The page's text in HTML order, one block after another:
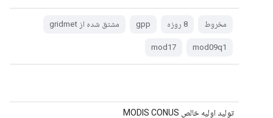
مخروط 8 روزه gpp مشتق شده از gridmet
mod09q1
mod17
تولید اولیه خالص MODIS CONUS